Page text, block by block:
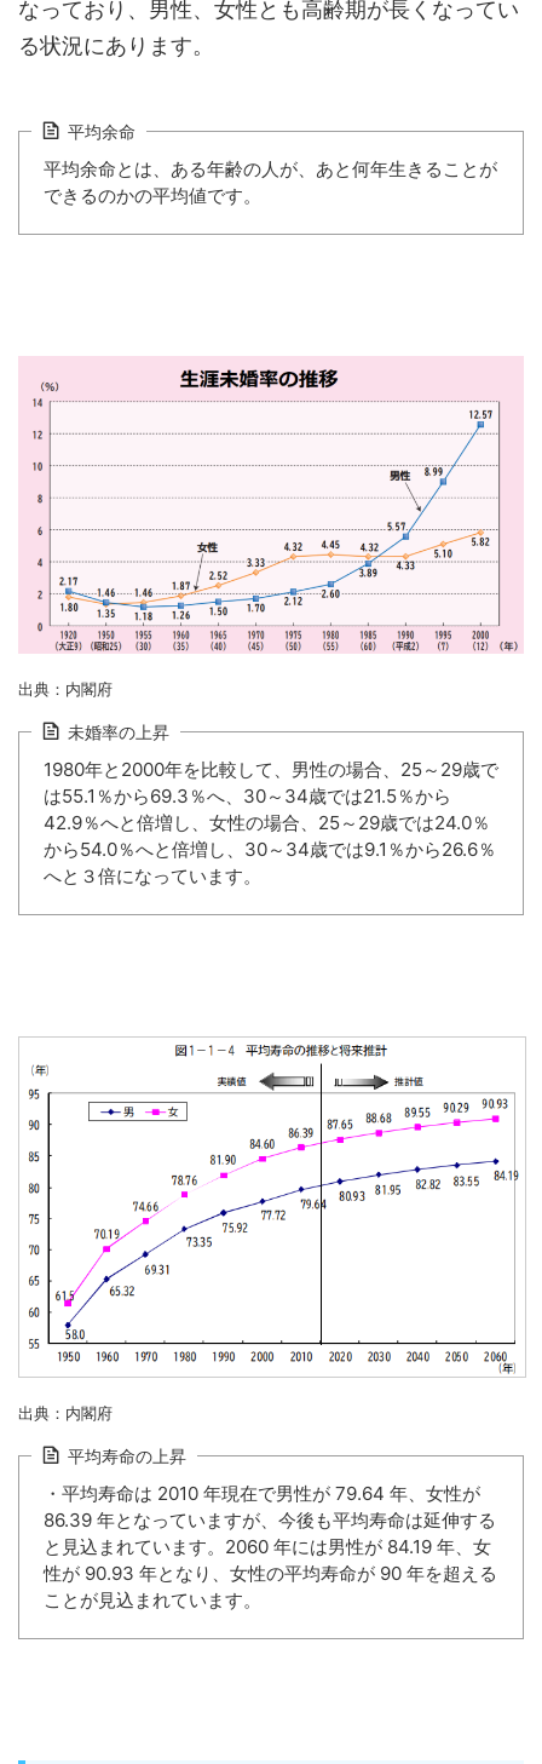
なっており、男性、女性とも高齢期が長くなってい
る状況にあります。
平均余命
平均余命とは、ある年齢の人が、あと何年生きることが
できるのかの平均値です。
出典：内閣府
未婚率の上昇
1980年と2000年を比較して、男性の場合、25～29歳で
は55.1％から69.3％へ、30～34歳では21.5％から
42.9％へと倍増し、女性の場合、25～29歳では24.0％
から54.0％へと倍増し、30～34歳では9.1％から26.6％
へと３倍になっています。
出典：内閣府
平均寿命の上昇
・平均寿命は 2010 年現在で男性が 79.64 年、女性が
86.39 年となっていますが、今後も平均寿命は延伸する
と見込まれています。2060 年には男性が 84.19 年、女
性が 90.93 年となり、女性の平均寿命が 90 年を超える
ことが見込まれています。